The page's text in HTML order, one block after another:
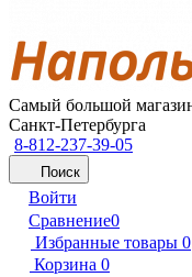
Самый большой
Санкт-Петербурга
8-812-237-39-05
Поиск
Войти
Сравнение0
Избранные товары 0
Корзина 0